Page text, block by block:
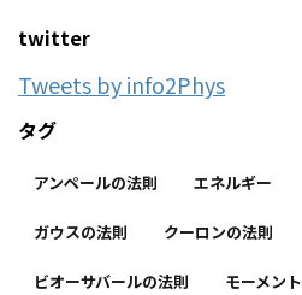
twitter
Tweets by info2Phys
タグ
アンペールの法則 エネルギー
ガウスの法則 クーロンの法則
ビオーサバールの法則 モーメント